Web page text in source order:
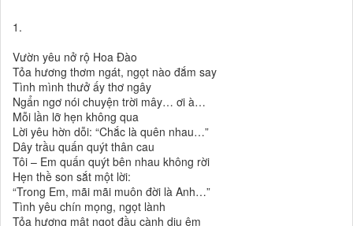
1.
Vườn yêu nở rộ Hoa Đào
Tỏa hương thơm ngát, ngọt nào đắm say
Tình mình thưở ấy thơ ngây
Ngẩn ngơ nói chuyện trời mây… ơi à…
Mỗi lần lỡ hẹn không qua
Lời yêu hờn dỗi: “Chắc là quên nhau…”
Dây trầu quấn quýt thân cau
Tôi – Em quấn quýt bên nhau không rời
Hẹn thề son sắt một lời:
“Trong Em, mãi mãi muôn đời là Anh…”
Tình yêu chín mọng, ngọt lành
Tỏa hương mật ngọt đầu cành dịu êm